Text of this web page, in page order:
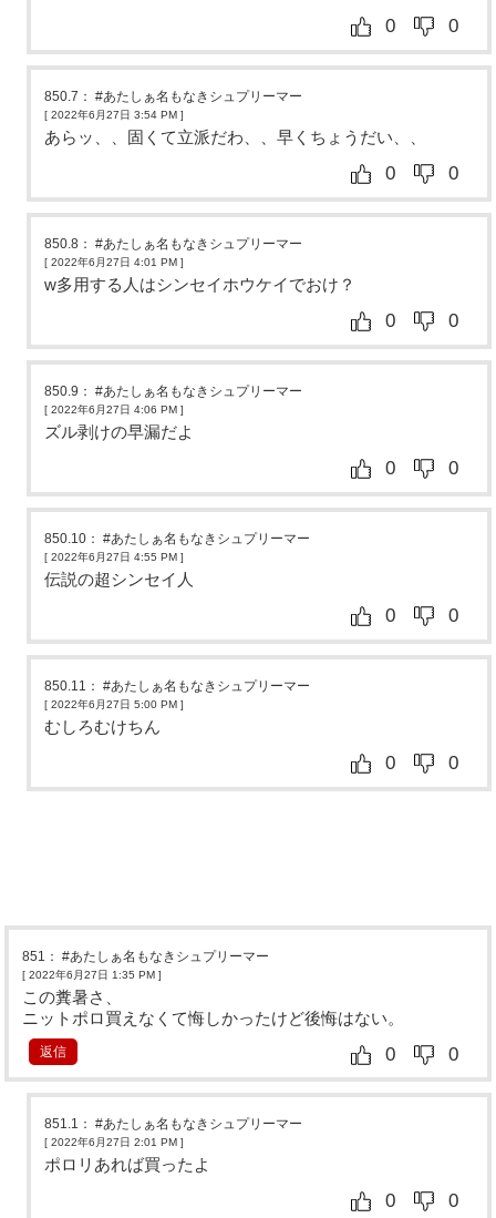
0 0
850.7 ：#あたしぁ名もなきシュプリーマー
[ 2022年6月27日 3:54 PM ]
あらッ、、固くて立派だわ、、早くちょうだい、、
0 0
850.8 ：#あたしぁ名もなきシュプリーマー
[ 2022年6月27日 4:01 PM ]
w多用する人はシンセイホウケイでおけ？
0 0
850.9 ：#あたしぁ名もなきシュプリーマー
[ 2022年6月27日 4:06 PM ]
ズル剥けの早漏だよ
0 0
850.10 ：#あたしぁ名もなきシュプリーマー
[ 2022年6月27日 4:55 PM ]
伝説の超シンセイ人
0 0
850.11 ：#あたしぁ名もなきシュプリーマー
[ 2022年6月27日 5:00 PM ]
むしろむけちん
0 0
851 ：#あたしぁ名もなきシュプリーマー
[ 2022年6月27日 1:35 PM ]
この糞暑さ、
ニットポロ買えなくて悔しかったけど後悔はない。
0 0
返信
851.1 ：#あたしぁ名もなきシュプリーマー
[ 2022年6月27日 2:01 PM ]
ポロリあれば買ったよ
0 0